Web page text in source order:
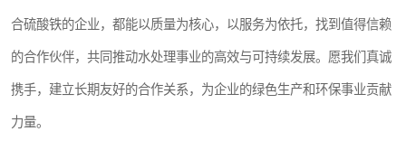
合硫酸铁的企业，都能以质量为核心，以服务为依托，找到值得信赖
的合作伙伴，共同推动水处理事业的高效与可持续发展。愿我们真诚
携手，建立长期友好的合作关系，为企业的绿色生产和环保事业贡献
力量。